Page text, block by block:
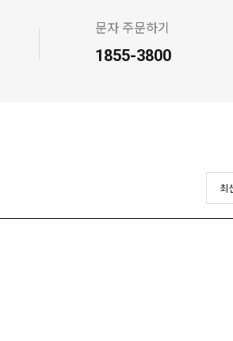
문자 주문하기
1855-3800